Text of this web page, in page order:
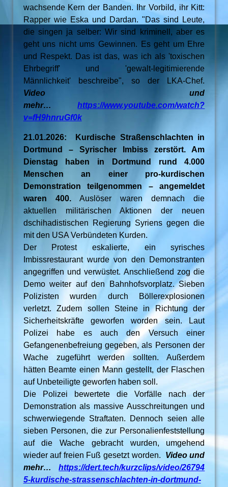
wachsende Kern der Banden. Ihr Vorbild, ihr Kitt:
Rapper wie Eska und Dardan. "Das sind Leute,
die singen ja selber: Wir sind kriminell, aber es
geht uns nicht ums Gewinnen. Es geht um Ehre
und Respekt. Das ist das, was ich als 'toxischen
Ehrbegriff' und 'gewalt-legitimierende
Männlichkeit' beschreibe", so der LKA-Chef.
Video und
mehr…https://www.youtube.com/watch?
v=fH9hnruGf0k
21.01.2026: Kurdische Straßenschlachten in
Dortmund – Syrischer Imbiss zerstört. Am
Dienstag haben in Dortmund rund 4.000
Menschen an einer pro-kurdischen
Demonstration teilgenommen – angemeldet
waren 400.Auslöser waren demnach die
aktuellen militärischen Aktionen der neuen
dschihadistischen Regierung Syriens gegen die
mit den USA Verbündeten Kurden.
Der Protest eskalierte, ein syrisches
Imbissrestaurant wurde von den Demonstranten
angegriffen und verwüstet. Anschließend zog die
Demo weiter auf den Bahnhofsvorplatz. Sieben
Polizisten wurden durch Böllerexplosionen
verletzt. Zudem sollen Steine in Richtung der
Sicherheitskräfte geworfen worden sein. Laut
Polizei habe es auch den Versuch einer
Gefangenenbefreiung gegeben, als Personen der
Wache zugeführt werden sollten. Außerdem
hätten Beamte einen Mann gestellt, der Flaschen
auf Unbeteiligte geworfen haben soll.
Die Polizei bewertete die Vorfälle nach der
Demonstration als massive Ausschreitungen und
schwerwiegende Straftaten. Dennoch seien alle
sieben Personen, die zur Personalienfeststellung
auf die Wache gebracht wurden, umgehend
wieder auf freien Fuß gesetzt worden.
Video und
mehr…https://dert.tech/kurzclips/video/26794
5-kurdische-strassenschlachten-in-dortmund-